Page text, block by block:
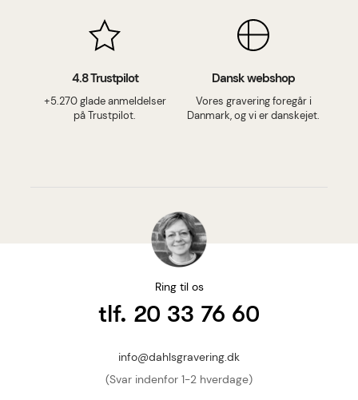
4.8 Trustpilot
+5.270 glade anmeldelser
på Trustpilot.
Dansk webshop
Vores gravering foregår i
Danmark, og vi er danskejet.
Ring til os
tlf. 20 33 76 60
info@dahlsgravering.dk
(Svar indenfor 1-2 hverdage)